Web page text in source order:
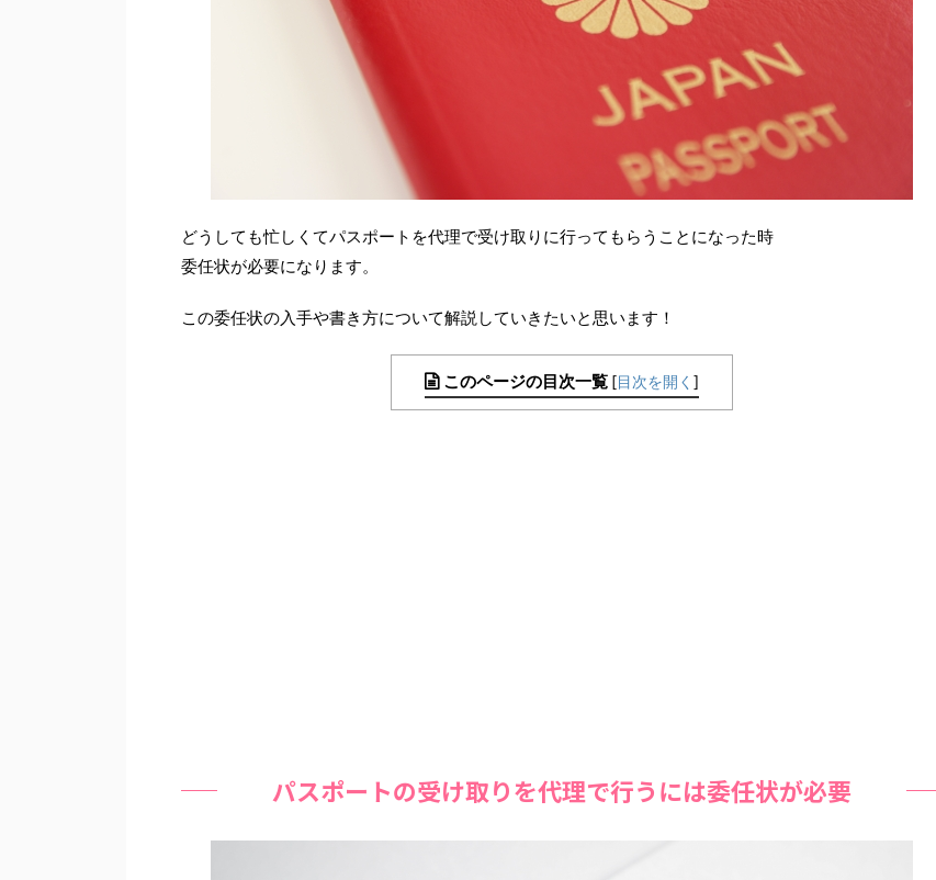
どうしても忙しくてパスポートを代理で受け取りに行ってもらうことになった時
委任状が必要になります。
この委任状の入手や書き方について解説していきたいと思います！
このページの目次一覧 [目次を開く ]
パスポートの受け取りを代理で行うには委任状が必要